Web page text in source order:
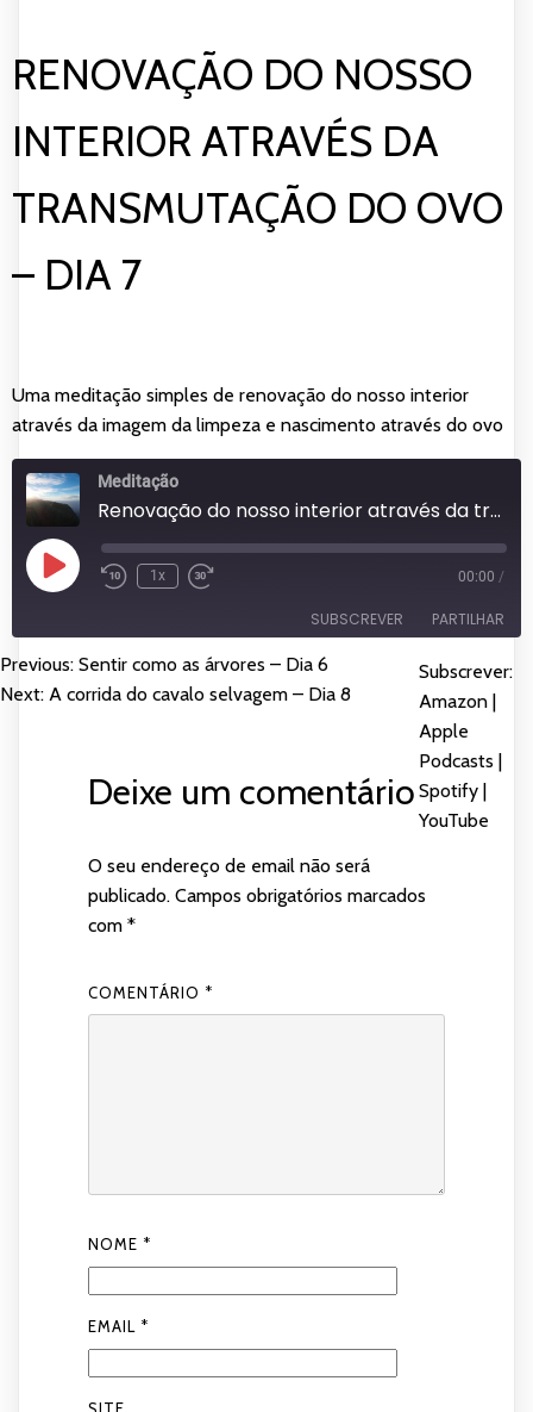
RENOVAÇÃO DO NOSSO
INTERIOR ATRAVÉS DA
TRANSMUTAÇÃO DO OVO
– DIA 7
Uma meditação simples de renovação do nosso interior
através da imagem da limpeza e nascimento através do ovo
Meditação
Renovação do nosso interior através da transmutação do ovo - Dia 7
Reproduzir
episódio
1x 00:00 /
SUBSCREVER PARTILHAR
Amazon Apple Podcasts
PARTILHAR
INCORPORAR
Subscrever:
Amazon |
Apple
Podcasts |
Spotify |
YouTube
NAVEGAÇÃO
ARTIGOS
Previous: Sentir como as árvores – Dia 6
Next: A corrida do cavalo selvagem – Dia 8
Deixe um comentário
O seu endereço de email não será
publicado. Campos obrigatórios marcados
com*
COMENTÁRIO *
NOME *
EMAIL *